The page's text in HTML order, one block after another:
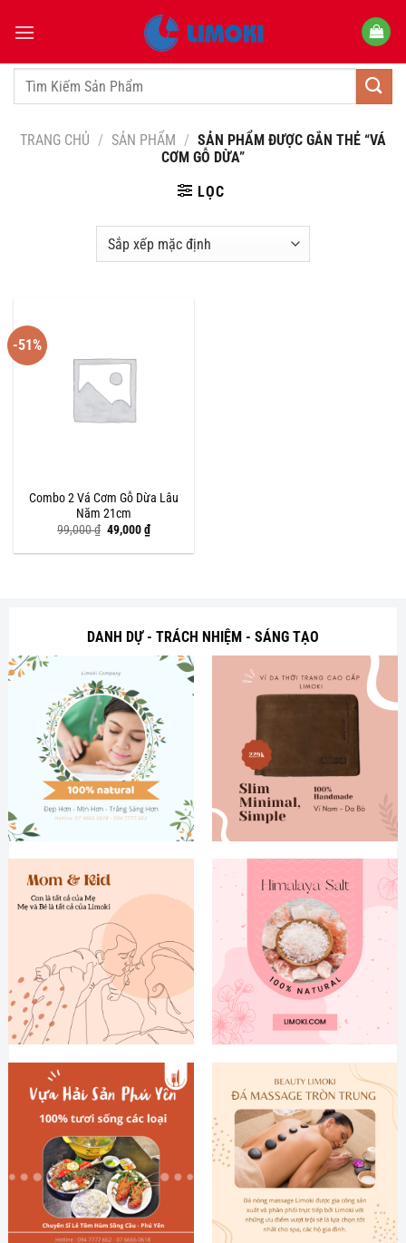
qua
dungTìm
TRANG CHỦ / SẢN PHẨM / SẢN PHẨM ĐƯỢC GẮN THẺ “VÁ
CƠM GỖ DỪA”
LỌC
-51%
Combo 2 Vá Cơm Gỗ Dừa Lâu
Năm 21cm
99,000₫ Giá
gốc
là:
49,000₫Giá
hiện
tại
DANH DỰ - TRÁCH NHIỆM - SÁNG TẠO